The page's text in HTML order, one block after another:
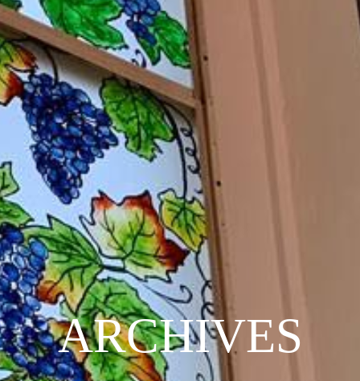
ARCHIVES